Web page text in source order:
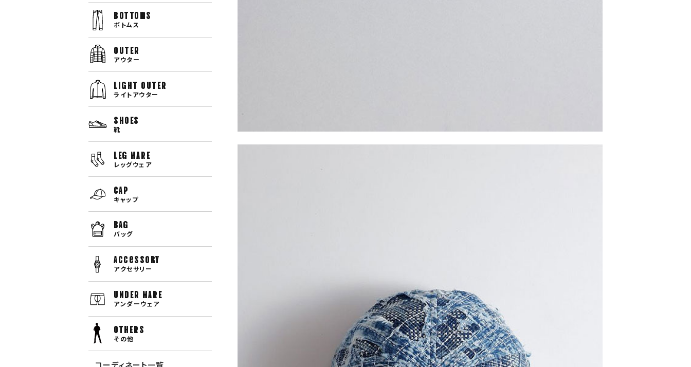
bottoms
ボトムス
OUTER
アウター
LIGHT OUTER
ライトアウター
SHOES
靴
LEG WARE
レッグウェア
CAP
キャップ
BAG
バッグ
Accessory
アクセサリー
UNDER WARE
アンダーウェア
OTHERS
その他
コーディネート一覧